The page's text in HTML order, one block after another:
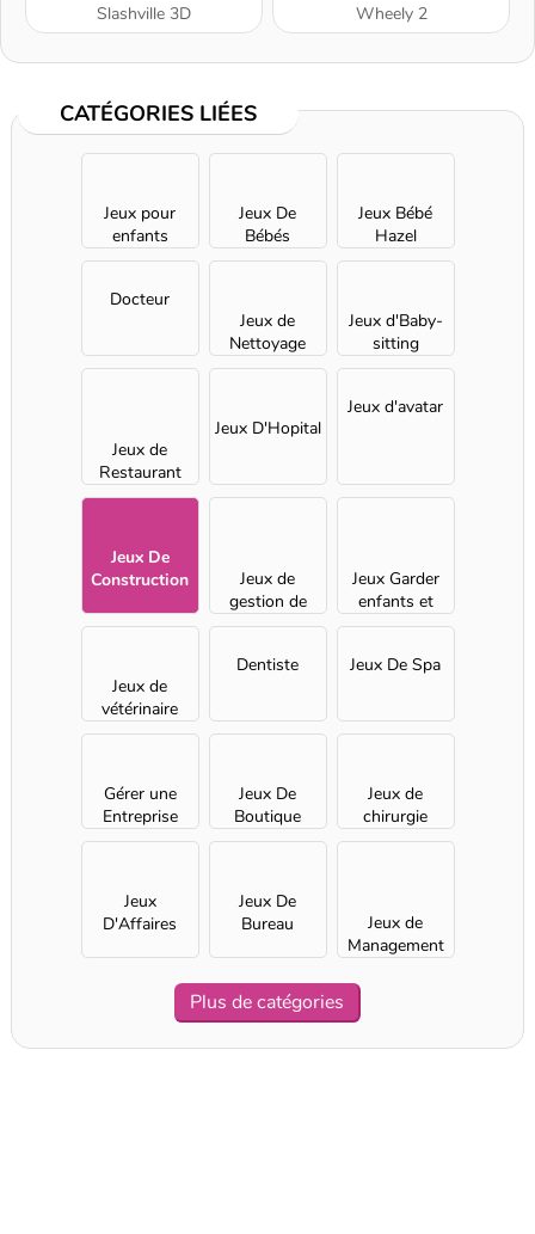
Slashville 3D Wheely 2
CATÉGORIES LIÉES
Jeux pour
enfants
Jeux De
Bébés
Jeux Bébé
Hazel
Docteur
Jeux de
Nettoyage
Jeux d'Baby-
sitting
Jeux de
Restaurant
pour Filles
Jeux D'Hopital
Jeux d'avatar
Jeux De
Construction
Jeux de
gestion de
temps
Jeux Garder
enfants et
animaux
Jeux de
vétérinaire
Dentiste Jeux De Spa
Gérer une
Entreprise
Jeux De
Boutique
Jeux de
chirurgie
Jeux
D'Affaires
Jeux De
Bureau
Jeux de
Management
Plus de catégories